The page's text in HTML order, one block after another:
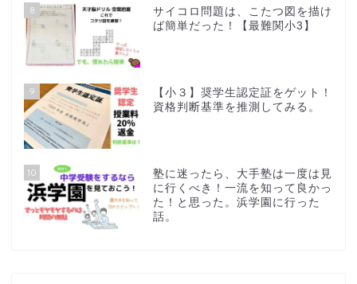
8
サイコロ問題は、こたつ図を描け
ば簡単だった！【最難関小3】
9
【小３】奨学生認定証をゲット！
資格判断基準を推測してみる。
10
塾に迷ったら、大手塾は一度は見
に行くべき！一流を知って良かっ
た！と思った。浜学園に行った
話。